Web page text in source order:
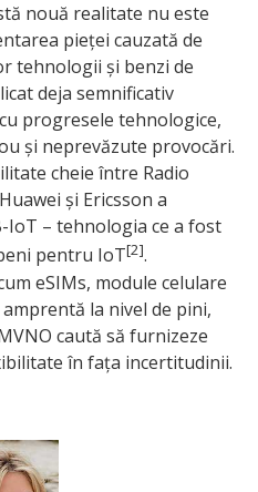
nouă realitate nu este
pieței cauzată de
tehnologii și benzi de
deja semnificativ
progresele tehnologice,
și neprevăzute provocări.
cheie între Radio
și Ericsson a
– tehnologia ce a fost
pentru IoT[2].
eSIMs, module celulare
la nivel de pini,
caută să furnizeze
în fața incertitudinii.